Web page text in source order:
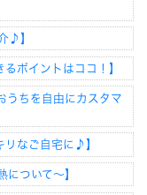
♪】
るポイントはココ！】
うちを自由にカスタマ
リなご自宅に♪】
について～】